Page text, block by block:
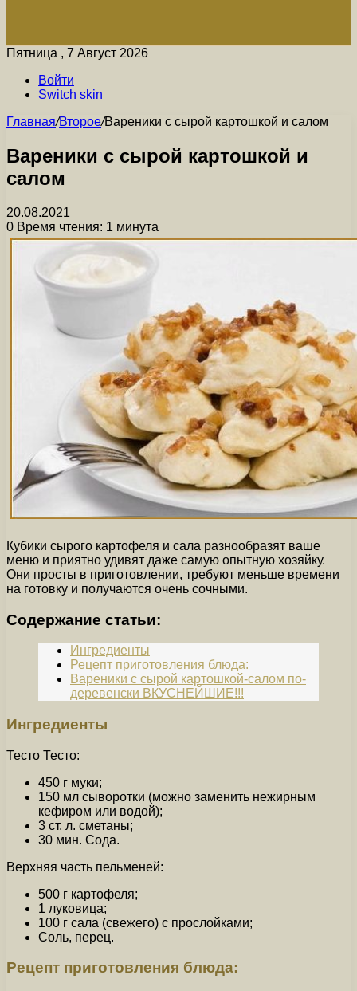
Пятница , 7 Август 2026
Войти
Switch skin
Главная/Второе/Вареники с сырой картошкой и салом
Вареники с сырой картошкой и
салом
20.08.2021
0 Время чтения: 1 минута
Кубики сырого картофеля и сала разнообразят ваше
меню и приятно удивят даже самую опытную хозяйку.
Они просты в приготовлении, требуют меньше времени
на готовку и получаются очень сочными.
Содержание статьи:
Ингредиенты
Рецепт приготовления блюда:
Вареники с сырой картошкой-салом по-
деревенски ВКУСНЕЙШИЕ!!!
Ингредиенты
Тесто Тесто:
450 г муки;
150 мл сыворотки (можно заменить нежирным
кефиром или водой);
3 ст. л. сметаны;
30 мин. Сода.
Верхняя часть пельменей:
500 г картофеля;
1 луковица;
100 г сала (свежего) с прослойками;
Соль, перец.
Рецепт приготовления блюда: